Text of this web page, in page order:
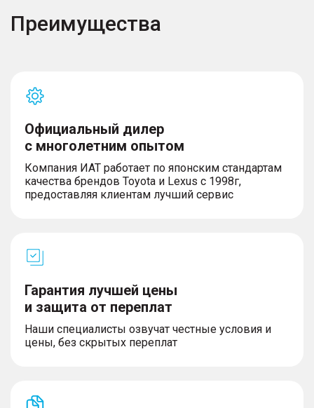
Преимущества
Официальный дилер
с многолетним опытом
Компания ИАТ работает по японским стандартам
качества брендов Toyota и Lexus с 1998г,
предоставляя клиентам лучший сервис
Гарантия лучшей цены
и защита от переплат
Наши специалисты озвучат честные условия и
цены, без скрытых переплат